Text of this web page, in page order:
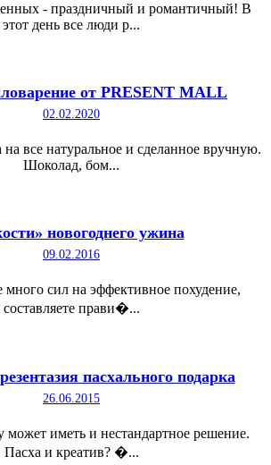
- праздничный и романтичный! В
этот день все люди р...
от PRESENT MALL
02.02.2020
на все натуральное и сделанное вручную.
Шоколад, бом...
новогоднего ужина
09.02.2016
много сил на эффективное похудение,
составляете прави�...
пасхального подарка
26.06.2015
может иметь и нестандартное решение.
Пасха и креатив? �...